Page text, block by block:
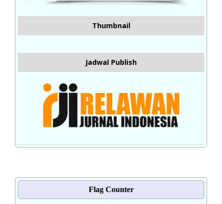
Thumbnail
Jadwal Publish
Flag Counter